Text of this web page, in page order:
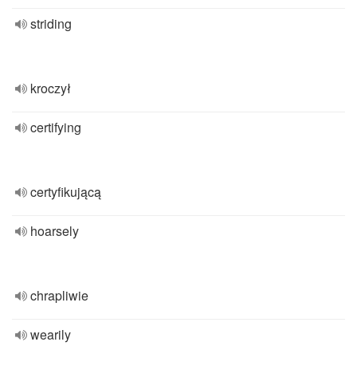
striding
kroczył
certifying
certyfikującą
hoarsely
chrapliwie
wearily